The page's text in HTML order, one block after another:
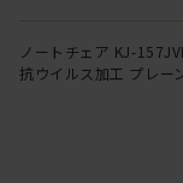
ノートチェア KJ-
抗ウイルス加工 プレー